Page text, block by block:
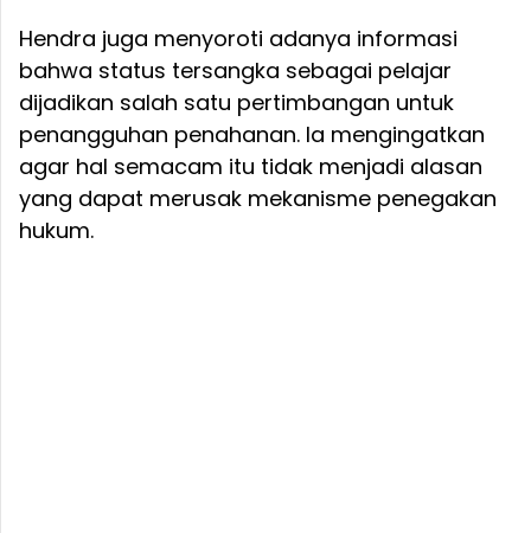
Hendra juga menyoroti adanya informasi
bahwa status tersangka sebagai pelajar
dijadikan salah satu pertimbangan untuk
penangguhan penahanan. Ia mengingatkan
agar hal semacam itu tidak menjadi alasan
yang dapat merusak mekanisme penegakan
hukum.